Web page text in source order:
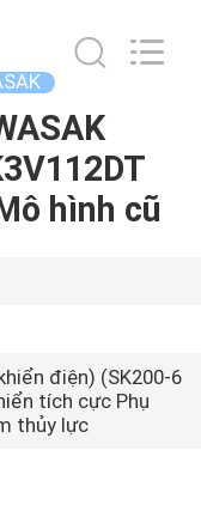
hình cũ
điện) (SK200-6
tích cực Phụ
thủy lực